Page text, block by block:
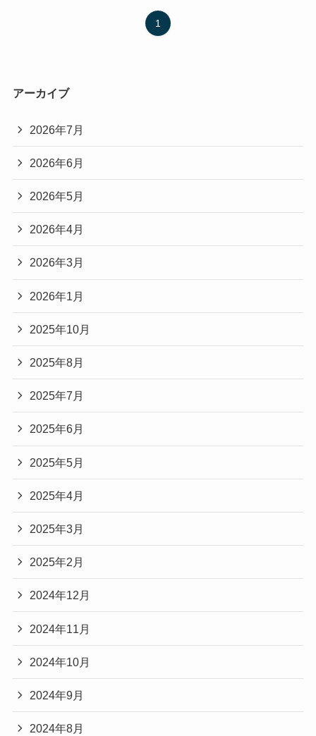
1
アーカイブ
2026年7月
2026年6月
2026年5月
2026年4月
2026年3月
2026年1月
2025年10月
2025年8月
2025年7月
2025年6月
2025年5月
2025年4月
2025年3月
2025年2月
2024年12月
2024年11月
2024年10月
2024年9月
2024年8月